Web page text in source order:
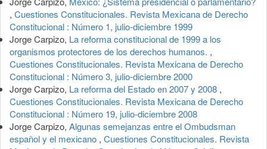
, Cuestiones Constitucionales. Revista Mexicana de Derecho
Constitucional : Número 1, julio-diciembre 1999
Jorge Carpizo, La reforma constitucional de 1999 a los
organismos protectores de los derechos humanos. ,
Cuestiones Constitucionales. Revista Mexicana de Derecho
Constitucional : Número 3, julio-diciembre 2000
Jorge Carpizo, La reforma del Estado en 2007 y 2008 ,
Cuestiones Constitucionales. Revista Mexicana de Derecho
Constitucional : Número 19, julio-diciembre 2008
Jorge Carpizo, Algunas semejanzas entre el Ombudsman
español y el mexicano , Cuestiones Constitucionales. Revista